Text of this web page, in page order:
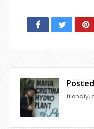
friendly,